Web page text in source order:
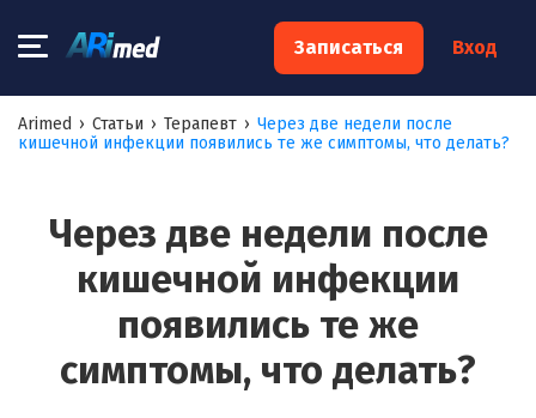
Записаться Вход
Arimed › Статьи › Терапевт › Через две недели после
кишечной инфекции появились те же симптомы, что делать?
Через две недели после
кишечной инфекции
появились те же
симптомы, что делать?
×
Запишитесь на консультацию к
специалисту
Ваш телефон:*
Ваш e-mail:*